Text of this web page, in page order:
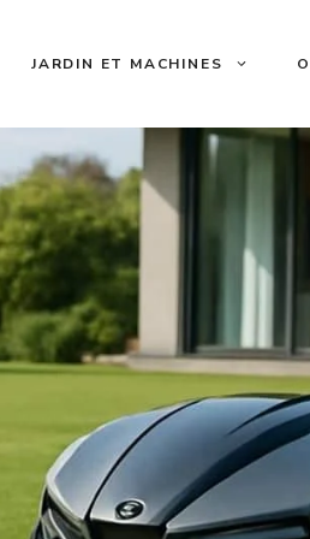
JARDIN ET MACHINES